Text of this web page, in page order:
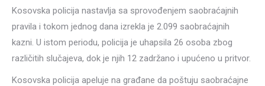
Kosovska policija nastavlja sa sprovođenjem saobraćajnih
pravila i tokom jednog dana izrekla je 2.099 saobraćajnih
kazni. U istom periodu, policija je uhapsila 26 osoba zbog
različitih slučajeva, dok je njih 12 zadržano i upućeno u pritvor.
Kosovska policija apeluje na građane da poštuju saobraćajne